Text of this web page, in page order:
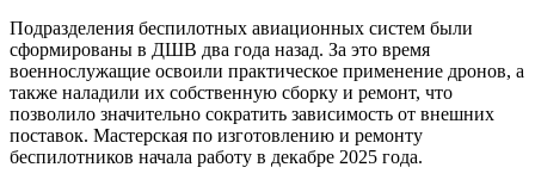
Подразделения беспилотных авиационных систем были
сформированы в ДШВ два года назад. За это время
военнослужащие освоили практическое применение дронов, а
также наладили их собственную сборку и ремонт, что
позволило значительно сократить зависимость от внешних
поставок. Мастерская по изготовлению и ремонту
беспилотников начала работу в декабре 2025 года.